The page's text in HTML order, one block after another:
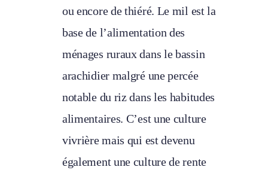
ou encore de thiéré. Le mil est la
base de l’alimentation des
ménages ruraux dans le bassin
arachidier malgré une percée
notable du riz dans les habitudes
alimentaires. C’est une culture
vivrière mais qui est devenu
également une culture de rente